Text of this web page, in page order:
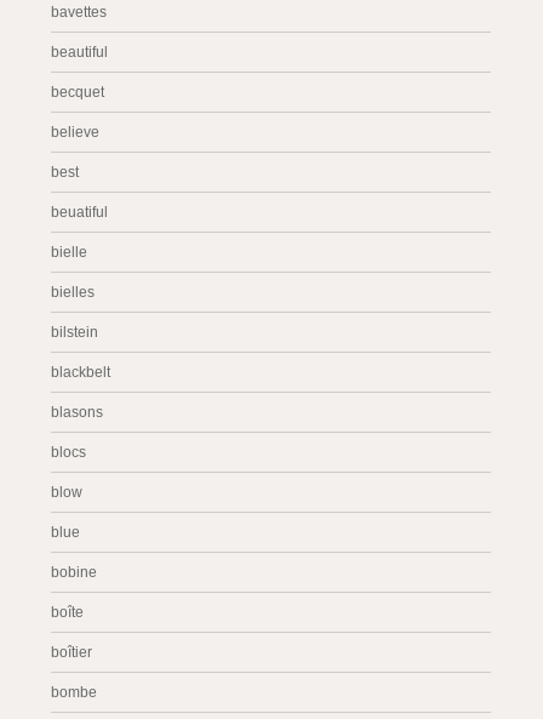
bavettes
beautiful
becquet
believe
best
beuatiful
bielle
bielles
bilstein
blackbelt
blasons
blocs
blow
blue
bobine
boîte
boîtier
bombe